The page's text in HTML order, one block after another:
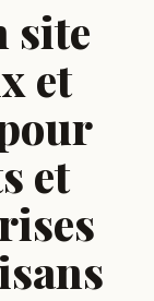
site
et
et